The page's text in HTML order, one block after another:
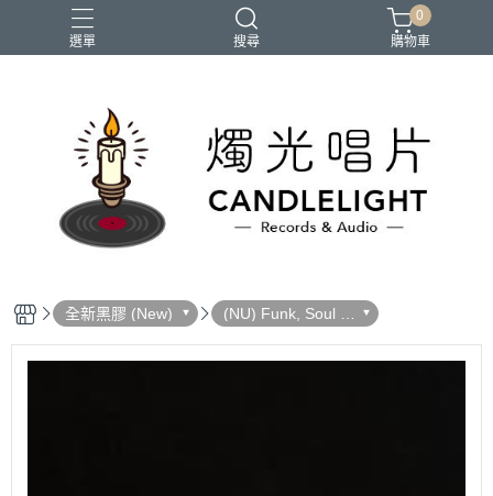
選單 搜尋
2026大港開唱 聖誕節 鏈鋸人蕾潔篇 黑潮好針
0
購物車
全新黑膠 (New)
(NU) Funk, Soul 放
克＆靈魂